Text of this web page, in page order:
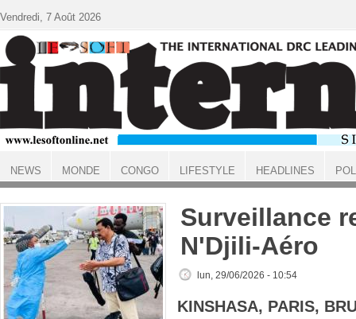
ACCUEIL
Surveillance
N'Djili-Aéro
lun, 29/06/2026 - 10:54
KINSHASA, PARIS,
Vendredi, 7 Août 2026
NEWS MONDE CONGO LIFESTYLE HEADLINES